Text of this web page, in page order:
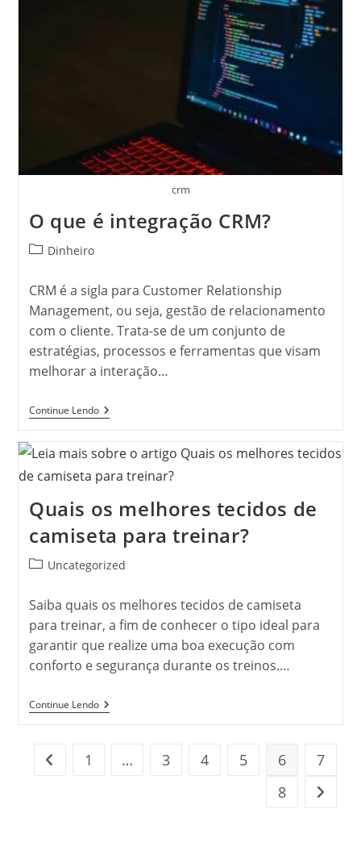
crm
O que é integração CRM?
Categoria
post:
Dinheiro
CRM é a sigla para Customer Relationship
Management, ou seja, gestão de relacionamento
com o cliente. Trata-se de um conjunto de
estratégias, processos e ferramentas que visam
melhorar a interação…
Continue LendoO
Que
Integração
CRM?
Quais os melhores tecidos de
camiseta para treinar?
Categoria
post:
Uncategorized
Saiba quais os melhores tecidos de camiseta
para treinar, a fim de conhecer o tipo ideal para
garantir que realize uma boa execução com
conforto e segurança durante os treinos.…
Continue LendoQuais
Os
Camiseta
Ir para a página anterior
1 … 3 4 5 6
7
8
Ir para